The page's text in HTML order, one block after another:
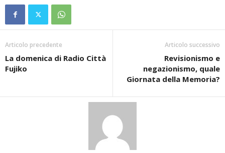
Articolo precedente
La domenica di Radio Città
Fujiko
Articolo successivo
Revisionismo e
negazionismo, quale
Giornata della Memoria?